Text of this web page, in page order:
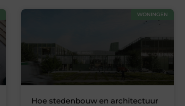
WONINGEN
Hoe stedenbouw en architectuur